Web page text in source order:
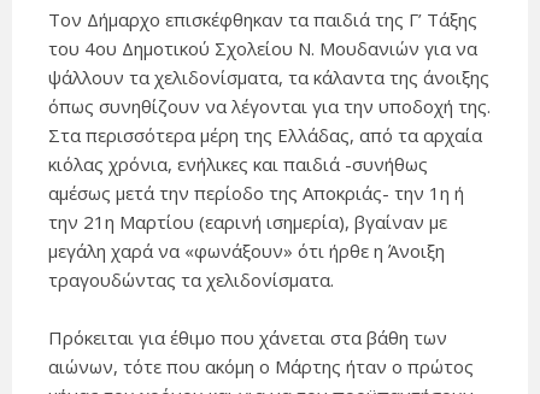
Τον Δήμαρχο επισκέφθηκαν τα παιδιά της Γ’ Τάξης
του 4ου Δημοτικού Σχολείου Ν. Μουδανιών για να
ψάλλουν τα χελιδονίσματα, τα κάλαντα της άνοιξης
όπως συνηθίζουν να λέγονται για την υποδοχή της.
Στα περισσότερα μέρη της Ελλάδας, από τα αρχαία
κιόλας χρόνια, ενήλικες και παιδιά -συνήθως
αμέσως μετά την περίοδο της Αποκριάς- την 1η ή
την 21η Μαρτίου (εαρινή ισημερία), βγαίναν με
μεγάλη χαρά να «φωνάξουν» ότι ήρθε η Άνοιξη
τραγουδώντας τα χελιδονίσματα.
Πρόκειται για έθιμο που χάνεται στα βάθη των
αιώνων, τότε που ακόμη ο Μάρτης ήταν ο πρώτος